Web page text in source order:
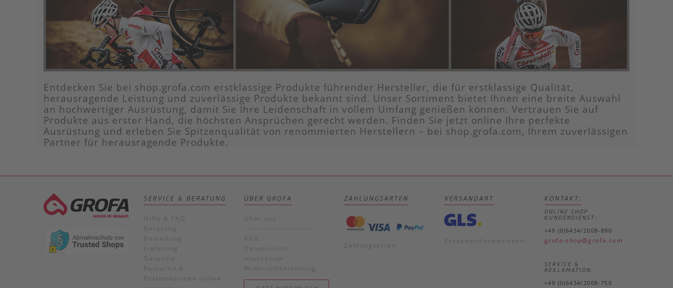
Entdecken Sie bei shop.grofa.com erstklassige Produkte führender Hersteller, die für erstklassige Qualität,
herausragende Leistung und zuverlässige Produkte bekannt sind. Unser Sortiment bietet Ihnen eine breite Auswahl
an hochwertiger Ausrüstung, damit Sie Ihre Leidenschaft in vollem Umfang genießen können. Vertrauen Sie auf
Produkte aus erster Hand, die höchsten Ansprüchen gerecht werden. Finden Sie jetzt online Ihre perfekte
Ausrüstung und erleben Sie Spitzenqualität von renommierten Herstellern – bei shop.grofa.com, Ihrem zuverlässigen
Partner für herausragende Produkte.
SERVICE & BERATUNG
Hilfe & FAQ
Beratung
Bestellung
Lieferung
Garantie
Retouren &
Reklamationen online
ÜBER GROFA
Über uns
------------------------
AGB
Datenschutz
Impressum
Widerrufsbelehrung
ZAHLUNGSARTEN
Zahlungsarten
VERSANDART
Versandinformationen
KONTAKT:
ONLINE SHOP
KUNDENDIENST:
+49 (0)6434/2008-890
grofa-shop@grofa.com
SERVICE &
REKLAMATION:
+49 (0)6434/2008-750